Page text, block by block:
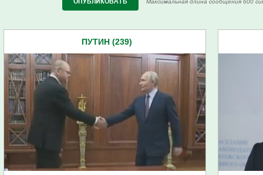
Максимальная длина сообщения 600
ПУТИН (239)